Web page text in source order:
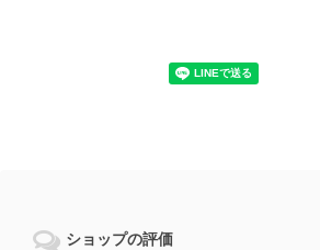
ショップの評価